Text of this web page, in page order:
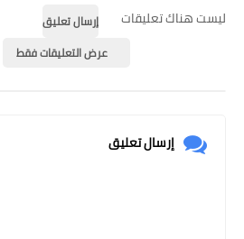
هناك تعليقات
إرسال تعليق
عرض التعليقات فقط
إرسال تعليق